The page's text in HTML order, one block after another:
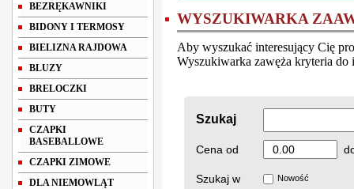
BEZRĘKAWNIKI
BIDONY I TERMOSY
BIELIZNA RAJDOWA
BLUZY
BRELOCZKI
BUTY
CZAPKI
BASEBALLOWE
CZAPKI ZIMOWE
DLA NIEMOWLĄT
WYSZUKIWARKA
Aby wyszukać interesujący Cię
Wyszukiwarka zawęża kryteria do
Szukaj
Cena od
Szukaj w Nowość